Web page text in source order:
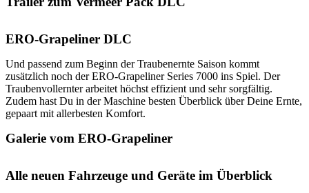
ERO-Grapeliner DLC
Und passend zum Beginn der Traubenernte Saison kommt
zusätzlich noch der ERO-Grapeliner Series 7000 ins Spiel. Der
Traubenvollernter arbeitet höchst effizient und sehr sorgfältig.
Zudem hast Du in der Maschine besten Überblick über Deine Ernte,
gepaart mit allerbesten Komfort.
Galerie vom ERO-Grapeliner
Alle neuen Fahrzeuge und Geräte im Überblick